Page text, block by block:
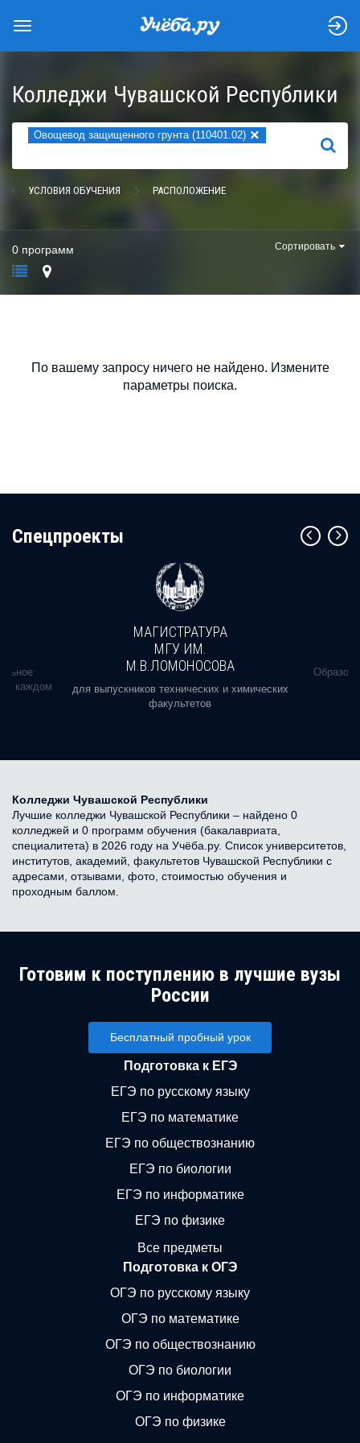
Колледжи Чувашской Республики
Овощевод защищенного грунта (110401.02) ×
НАЙТИ
УСЛОВИЯ ОБУЧЕНИЯ РАСПОЛОЖЕНИЕ
0 программ Сортировать
По вашему запросу ничего не найдено. Измените
параметры поиска.
Cпецпроекты
в каждом
МАГИСТРАТУРА
МГУ ИМ.
М.В.ЛОМОНОСОВА
для выпускников технических и химических
факультетов
Колледжи Чувашской Республики
Лучшие колледжи Чувашской Республики – найдено 0
колледжей и 0 программ обучения (бакалавриата,
специалитета) в 2026 году на Учёба.ру. Список университетов,
институтов, академий, факультетов Чувашской Республики с
адресами, отзывами, фото, стоимостью обучения и
проходным баллом.
Готовим к поступлению в лучшие вузы
России
Бесплатный пробный урок
Подготовка к ЕГЭ
ЕГЭ по русскому языку
ЕГЭ по математике
ЕГЭ по обществознанию
ЕГЭ по биологии
ЕГЭ по информатике
ЕГЭ по физике
Все предметы
Подготовка к ОГЭ
ОГЭ по русскому языку
ОГЭ по математике
ОГЭ по обществознанию
ОГЭ по биологии
ОГЭ по информатике
ОГЭ по физике